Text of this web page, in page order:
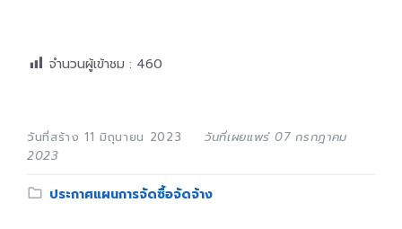
จำนวนผู้เข้าชม : 460
วันที่สร้าง 11 มิถุนายน 2023
วันที่เผยแพร่ 07 กรกฎาคม
2023
Category:
ประกาศแผนการจัดซื้อจัดจ้าง